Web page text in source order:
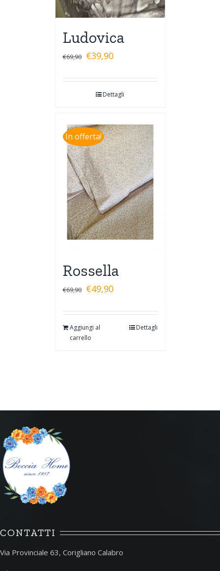
Ludovica
€69,90 €39,90
Dettagli
In offerta!
Rossella
€69,90 €49,90
Aggiungi al
carrello
Dettagli
CONTATTI
Via Provinciale 63, Corigliano Calabro